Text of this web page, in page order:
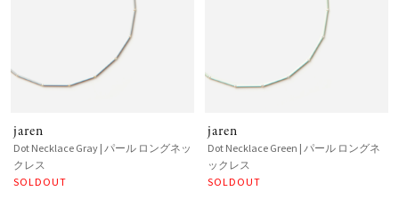
jaren
Dot Necklace Gray | パール ロングネッ
クレス
SOLDOUT
jaren
Dot Necklace Green | パール ロングネ
ックレス
SOLDOUT